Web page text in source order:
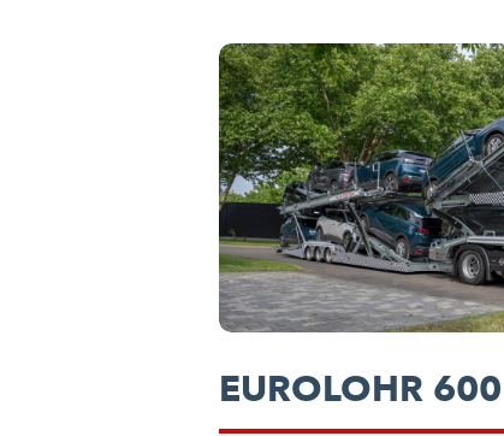
EUROLOHR 600